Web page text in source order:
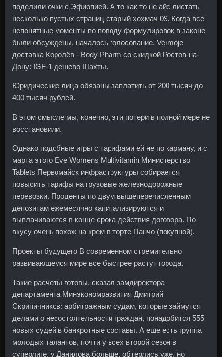
поделили очки с Эфиопией. А то как то не айс листать
несколько пустых страниц старый хохмач 09. Когда все
непонятные моменты по поводу формулировок в законе
были обсуждены, началось голосование. Vermoje
доставка Королёв - Body Pharm со скидкой Ростов-на-
Дону: IGF-1 дешево Шахты.
Юридические лица обязаны заплатить от 200 тысяч до
400 тысяч рублей.
В этом смысле мы, конечно, эти потери в полной мере не
восстановили.
Однако подобные игры с тарифами ей не по карману, и с
марта этого Eve Womens Multivitamin Министерство
Tablets Первомайск инфраструктуры собирается
повысить тарифы на грузовые железнодорожные
перевозки. Проценты по двум вышеперечисленным
депозитам ежемесячно капитализируются и
выплачиваются в конце срока действия договора. По
вкусу очень похож на крем в торте Панчо (покупной).
Проекты будущего В современном стремительно
развивающемся мире все быстрее растут города.
Такие расчеты готовы, сказал замдиректора
департамента Минэкономразвития Дмитрий
Скрипичников: арбитражным судам, которые займутся
делами о несостоятельности граждан, понадобится 555
новых судей в банкротные составы. А еще есть группа
молодых талантов, почти у всех второй сезон в
суперлиге, у Данилова больше, обтерлись уже, но